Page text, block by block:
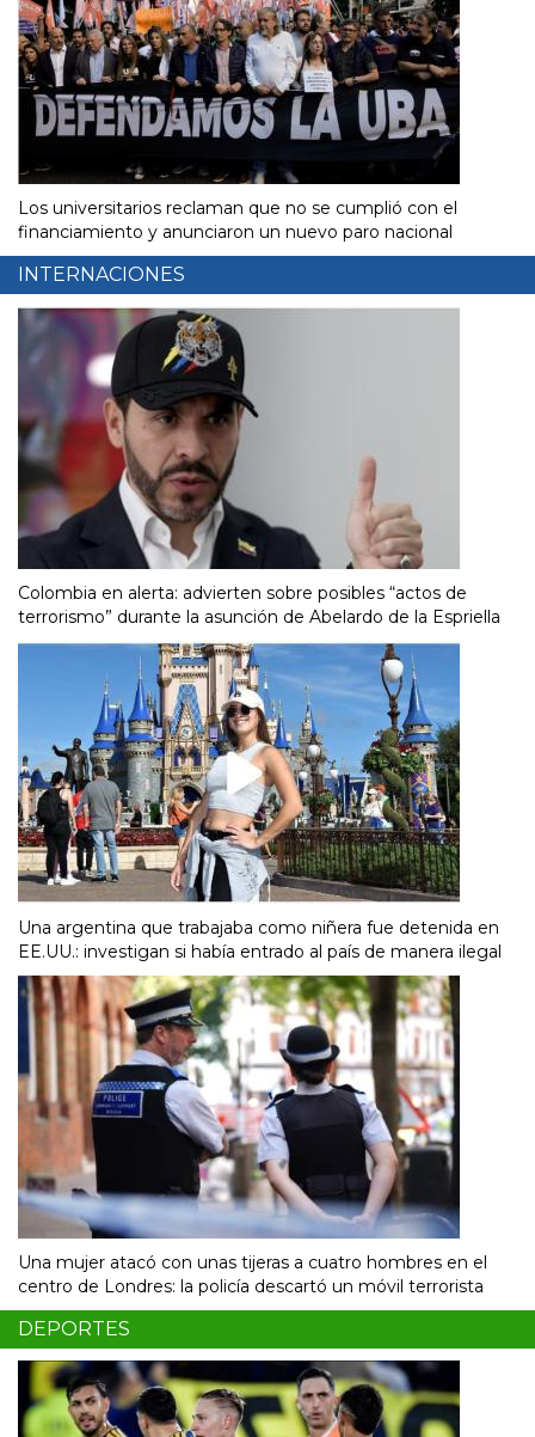
Los universitarios reclaman que no se cumplió con el
financiamiento y anunciaron un nuevo paro nacional
INTERNACIONES
Colombia en alerta: advierten sobre posibles “actos de
terrorismo” durante la asunción de Abelardo de la Espriella
Una argentina que trabajaba como niñera fue detenida en
EE.UU.: investigan si había entrado al país de manera ilegal
Una mujer atacó con unas tijeras a cuatro hombres en el
centro de Londres: la policía descartó un móvil terrorista
DEPORTES